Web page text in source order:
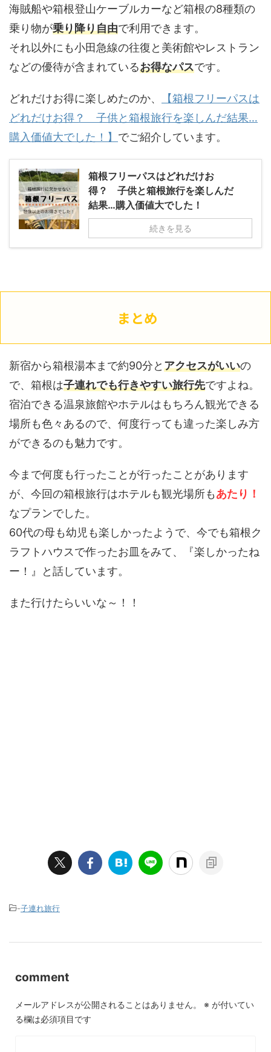
海賊船や箱根登山ケーブルカーなど箱根の8種類の
乗り物が乗り降り自由で利用できます。
それ以外にも小田急線の往復と美術館やレストラン
などの優待が含まれているお得なパスです。
どれだけお得に楽しめたのか、
【箱根フリーパスは
どれだけお得？ 子供と箱根旅行を楽しんだ結果…
購入価値大でした！】 でご紹介しています。
箱根フリーパスはどれだけお
得？ 子供と箱根旅行を楽しんだ
結果…購入価値大でした！
続きを見る
まとめ
新宿から箱根湯本まで約90分とアクセスがいいの
で、箱根は子連れでも行きやすい旅行先ですよね。
宿泊できる温泉旅館やホテルはもちろん観光できる
場所も色々あるので、何度行っても違った楽しみ方
ができるのも魅力です。
今まで何度も行ったことが行ったことがあります
が、今回の箱根旅行はホテルも観光場所もあたり！
なプランでした。
60代の母も幼児も楽しかったようで、今でも箱根ク
ラフトハウスで作ったお皿をみて、『楽しかったね
ー！』と話しています。
また行けたらいいな～！！
-子連れ旅行
comment
メールアドレスが公開されることはありません。 ※ が付いてい
る欄は必須項目です